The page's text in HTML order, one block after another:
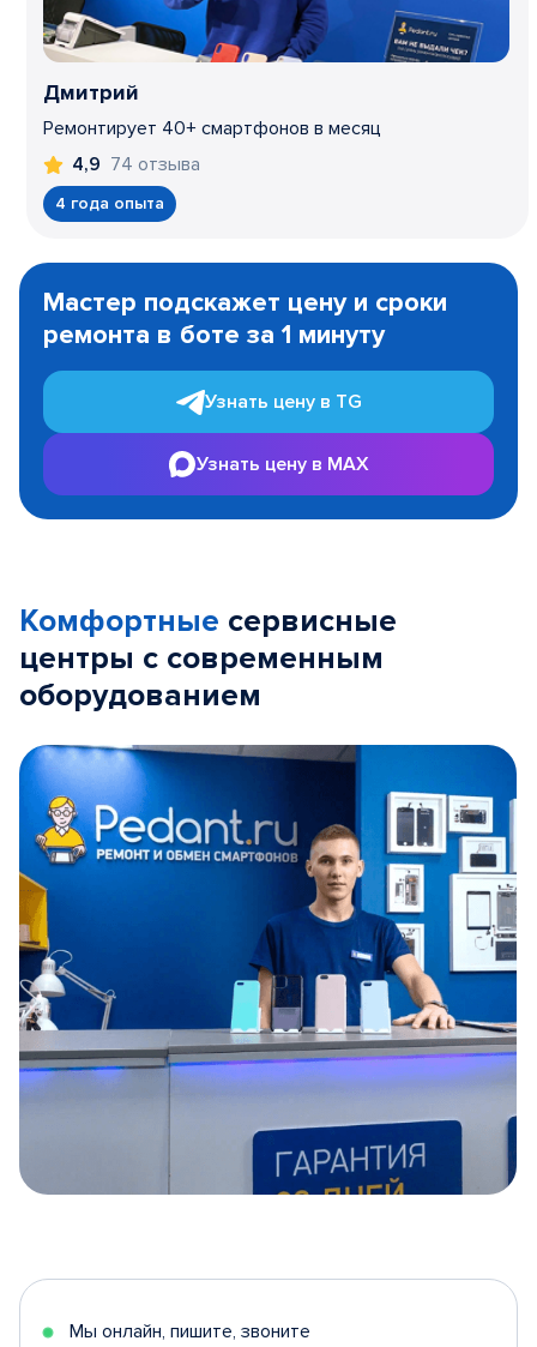
Дмитрий
Ремонтирует 40+ смартфонов в месяц
4,9 74 отзыва
4 года опыта
1
Мастер подскажет цену и сроки
ремонта в боте за 1 минуту
Узнать цену в TG
Узнать цену в MAX
Комфортные сервисные
центры с современным
оборудованием
5
Мы онлайн, пишите, звоните